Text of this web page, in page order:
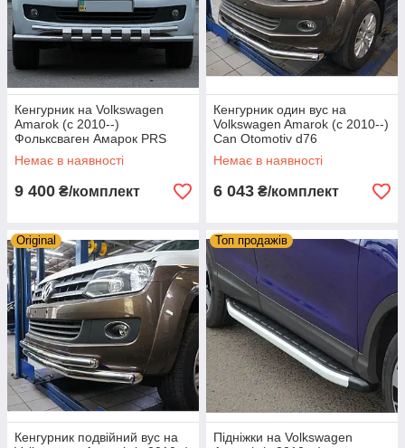
Кенгурник на Volkswagen
Amarok (c 2010--)
Фольксваген Амарок PRS
Немає в наявності
9 400 ₴/комплект
Кенгурник один вус на
Volkswagen Amarok (c 2010--)
Can Otomotiv d76
Немає в наявності
6 043 ₴/комплект
Original
Кенгурник подвійний вус на
Топ продажів
Підніжки на Volkswagen